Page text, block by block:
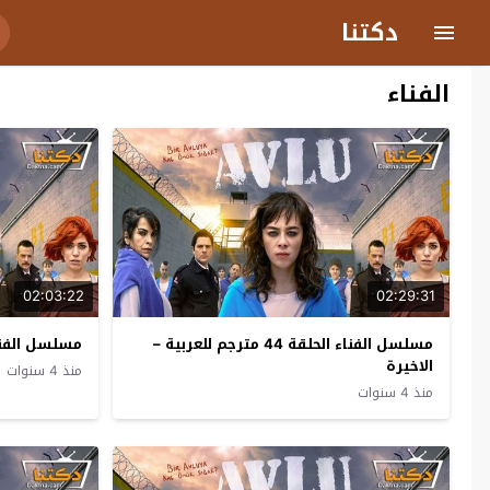
دكتنا
الفناء
02:29:31
مسلسل الفناء الحلقة 44 مترجم للعربية –
الاخيرة
منذ 4 سنوات
02:03:22
مسلسل الفناء
منذ 4 سنوات